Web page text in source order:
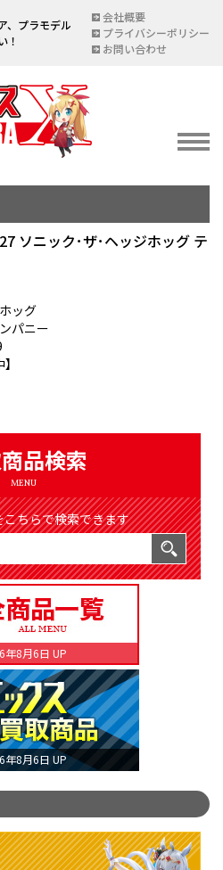
、プラモデル
！
会社概要
プライバシーポリシー
お問い合わせ
ソニック･ザ･ヘッジホッグ テ
ッグ
パニー
品検索
MENU
ちらで検索できます
年8月6日 UP
年8月6日 UP